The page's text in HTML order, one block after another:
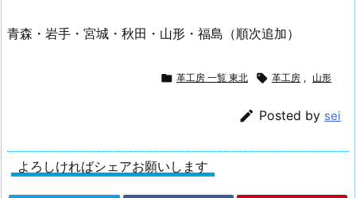
青森・岩手・宮城・秋田・山形・福島（順次追加）
 革工房 一覧 東北  革工房 , 山形
 Posted by sei
よろしければシェアお願いします